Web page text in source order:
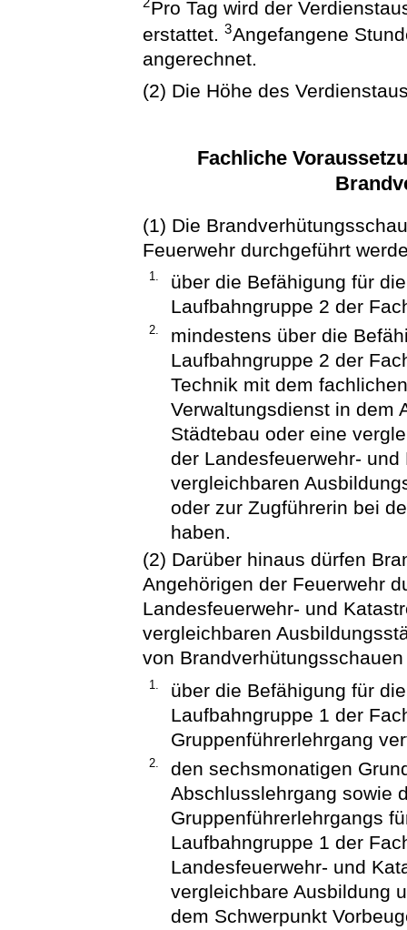
Pro Tag wird der
erstattet.3Angefangene
angerechnet.
(2) Die Höhe des
Fachliche
(1) Die
Feuerwehr durchgeführt
1.
über die Befähigung für
Laufbahngruppe 2 der
2.
mindestens über die
Laufbahngruppe 2 der
Technik mit dem
Verwaltungsdienst in dem
Städtebau oder eine
der Landesfeuerwehr-
vergleichbaren
oder zur Zugführerin bei
haben.
(2) Darüber hinaus dürfen
Angehörigen der Feuerwehr
Landesfeuerwehr- und
vergleichbaren
von
1.
über die Befähigung für
Laufbahngruppe 1 der
Gruppenführerlehrgang
2.
den sechsmonatigen
Abschlusslehrgang sowie
Gruppenführerlehrgangs
Laufbahngruppe 1 der
Landesfeuerwehr- und
vergleichbare Ausbildung
dem Schwerpunkt